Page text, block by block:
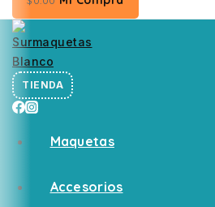
TIENDA
Maquetas
Accesorios